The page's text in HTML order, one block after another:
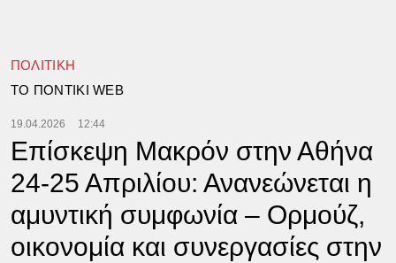
ΠΟΛΙΤΙΚΗ
TΟ ΠΟΝΤΙΚΙ WEB
19.04.2026 12:44
Επίσκεψη Μακρόν στην Αθήνα
24-25 Απριλίου: Ανανεώνεται η
αμυντική συμφωνία – Ορμούζ,
οικονομία και συνεργασίες στην